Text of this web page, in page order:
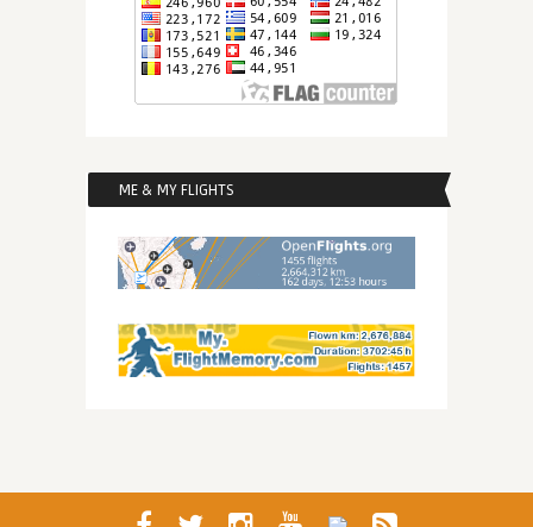
ME & MY FLIGHTS